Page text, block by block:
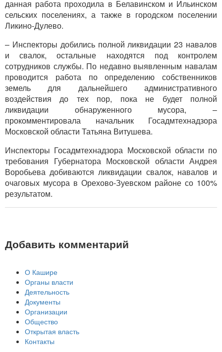
данная работа проходила в Белавинском и Ильинском
сельских поселениях, а также в городском поселении
Ликино-Дулево.
– Инспекторы добились полной ликвидации 23 навалов
и свалок, остальные находятся под контролем
сотрудников службы. По недавно выявленным навалам
проводится работа по определению собственников
земель для дальнейшего административного
воздействия до тех пор, пока не будет полной
ликвидации обнаруженного мусора, –
прокомментировала начальник Госадмтехнадзора
Московской области Татьяна Витушева.
Инспекторы Госадмтехнадзора Московской области по
требования Губернатора Московской области Андрея
Воробьева добиваются ликвидации свалок, навалов и
очаговых мусора в Орехово-Зуевском районе со 100%
результатом.
Добавить комментарий
О Кашире
Органы власти
Деятельность
Документы
Организации
Общество
Открытая власть
Контакты